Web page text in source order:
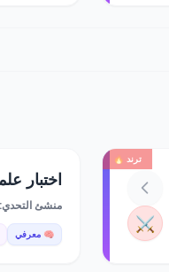
ترند 🔥
⚔️
اختبار
منشئ
🧠 معرفي